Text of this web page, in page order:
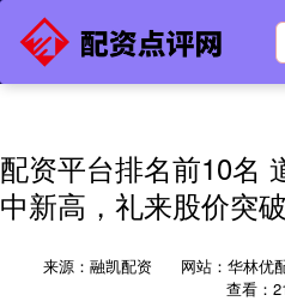
配资平台排名前10名
中新高，礼来股价突
来源：融凯配资 网站：华林优
查看：